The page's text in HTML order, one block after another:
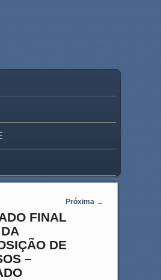
CONTENT
CONTENT
Próxima →
FINAL
DE
–